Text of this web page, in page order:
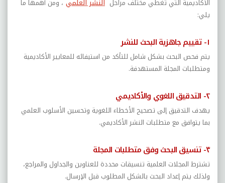
الأكاديمية التي تغطي مختلف مراحل النشر العلمي ، ومن أهمها ما
يلي:
١- تقييم جاهزية البحث للنشر
يتم فحص البحث بشكل شامل للتأكد من استيفائه للمعايير الأكاديمية
ومتطلبات المجلة المستهدفة.
٢- التدقيق اللغوي والأكاديمي
يهدف التدقيق إلى تصحيح الأخطاء اللغوية وتحسين الأسلوب العلمي
بما يتوافق مع متطلبات النشر الأكاديمي.
٣- تنسيق البحث وفق متطلبات المجلة
تشترط المجلات العلمية تنسيقات محددة للعناوين والجداول والمراجع،
ولذلك يتم إعداد البحث بالشكل المطلوب قبل الإرسال.